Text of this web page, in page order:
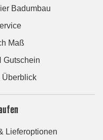
Badumbau
Maß
Gutschein
Überblick
Lieferoptionen